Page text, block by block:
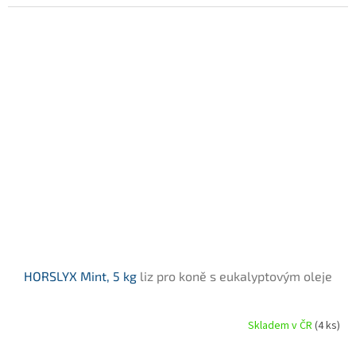
HORSLYX Mint, 5 kg liz pro koně s eukalyptovým oleje
Skladem v ČR (4 ks)